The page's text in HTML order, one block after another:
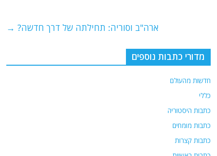
k
ארה"ב וסוריה: תחילתה של דרך חדשה? →
מדורי כתבות נוספים
חדשות מהעולם
כללי
כתבות היסטוריה
כתבות מומחים
כתבות קצרות